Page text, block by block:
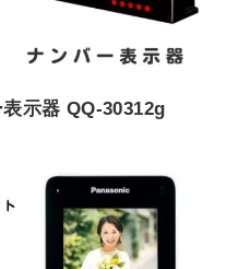
示器 QQ-30312g